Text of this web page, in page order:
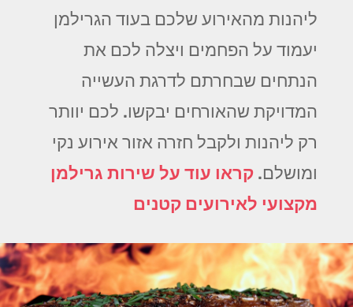
ליהנות מהאירוע שלכם בעוד הגרילמן
יעמוד על הפחמים ויצלה לכם את
הנתחים שבחרתם לדרגת העשייה
המדויקת שהאורחים יבקשו. לכם יוותר
רק ליהנות ולקבל חזרה אזור אירוע נקי
ומושלם. קראו עוד על שירות גרילמן
מקצועי לאירועים קטנים